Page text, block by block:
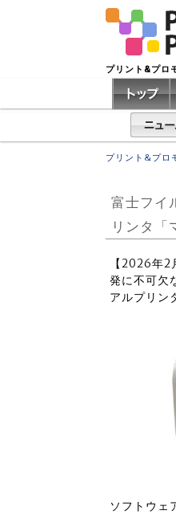
プリント&プ
プリント&プロ
富士フイ
リンタ
【2026年
発に不可欠
アルプリン
ソフトウェ